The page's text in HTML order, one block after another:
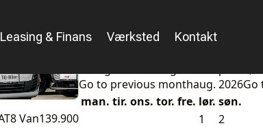
Leasing & Finans Værksted Kontakt